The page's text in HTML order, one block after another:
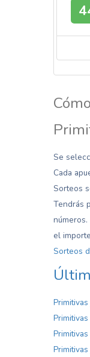
Se
Cada
Sorteos
Tendrás
el
Sorteos